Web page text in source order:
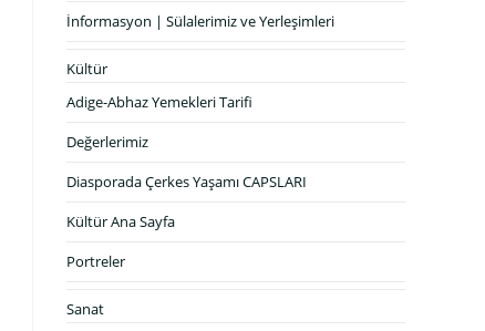
İnformasyon | Sülalerimiz ve Yerleşimleri
Kültür
Adige-Abhaz Yemekleri Tarifi
Değerlerimiz
Diasporada Çerkes Yaşamı CAPSLARI
Kültür Ana Sayfa
Portreler
Sanat